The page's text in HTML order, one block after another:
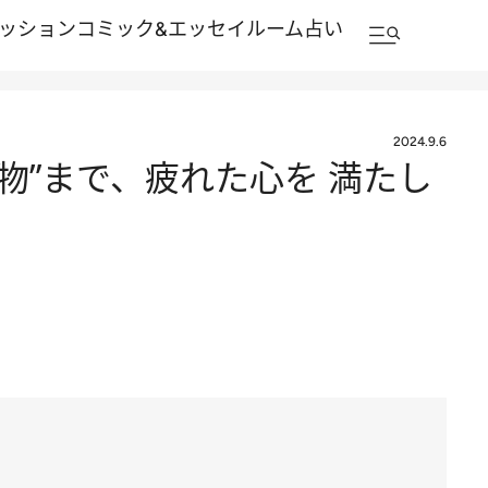
ションコミック&エッセイルーム占い
2024.9.6
”まで、疲れた心を 満たし